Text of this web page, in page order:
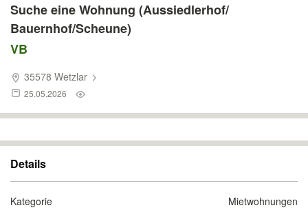
Suche eine Wohnung (Aussiedlerhof/
Bauernhof/Scheune)
VB
35578 Wetzlar
25.05.2026
Details
Kategorie
Mietwohnungen